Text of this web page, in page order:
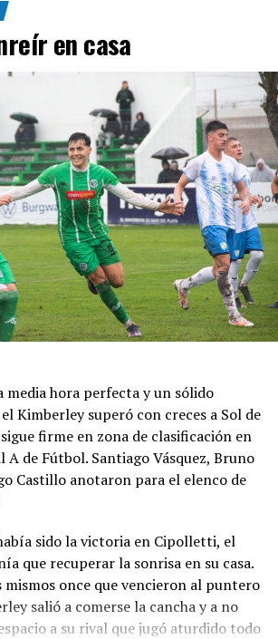
en casa
media hora perfecta y un sólido
Kimberley superó con creces a Sol de
firme en zona de clasificación en
A de Fútbol. Santiago Vásquez, Bruno
Castillo anotaron para el elenco de
sido la victoria en Cipolletti, el
que recuperar la sonrisa en su casa.
mismos once que vencieron al puntero
salió a comerse la cancha y a no
a su rival que jugó aturdido todo